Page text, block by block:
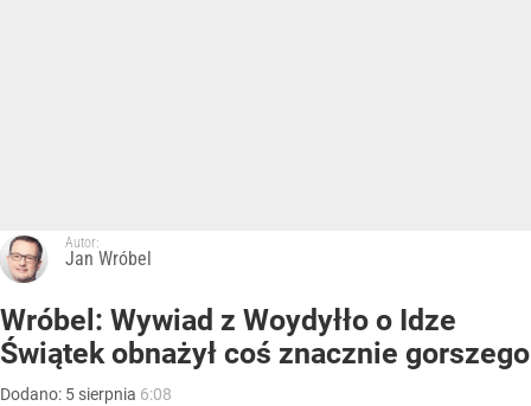
Autor:
Jan Wróbel
Wróbel: Wywiad z Woydyłło o Idze
Świątek obnażył coś znacznie gorszego
Dodano: 5 sierpnia 6:08